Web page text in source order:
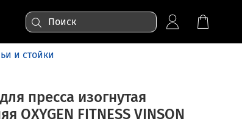
и стойки
пресса изогнутая
OXYGEN FITNESS VINSON